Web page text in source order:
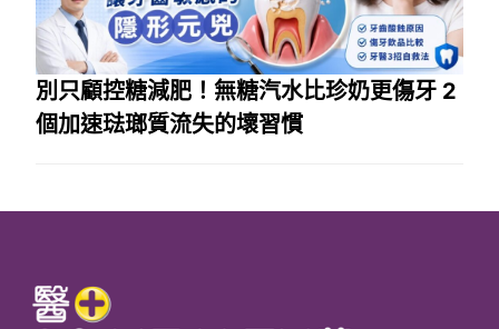
別只顧控糖減肥！無糖汽水比珍奶更傷牙 2
個加速琺瑯質流失的壞習慣